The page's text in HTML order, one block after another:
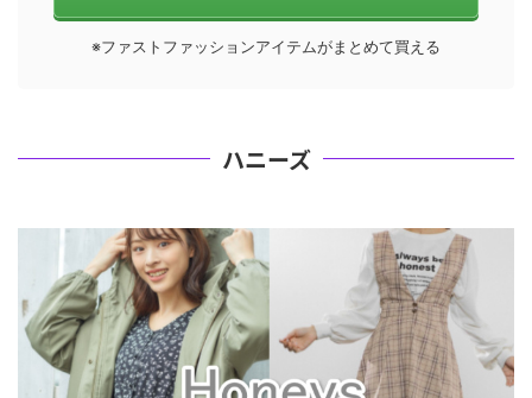
※ファストファッションアイテムがまとめて買える
ハニーズ